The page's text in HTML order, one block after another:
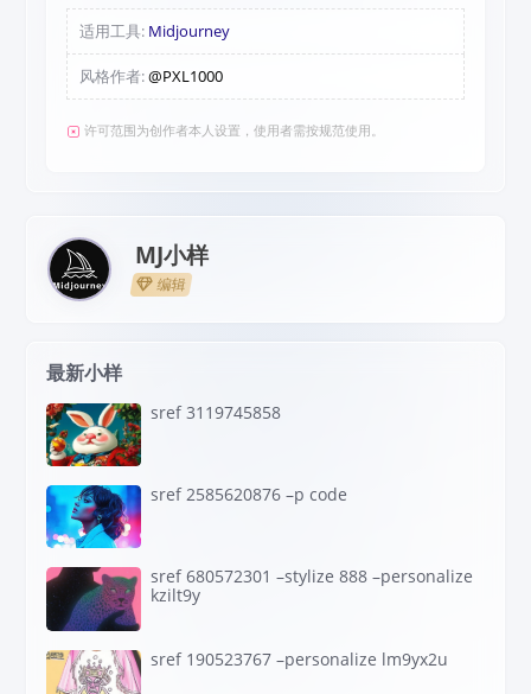
适用工具: Midjourney
风格作者:@PXL1000
许可范围为创作者本人设置，使用者需按规范使用。
MJ小样
编辑
最新小样
sref 3119745858
sref 2585620876 –p code
sref 680572301 –stylize 888 –personalize
kzilt9y
sref 190523767 –personalize lm9yx2u